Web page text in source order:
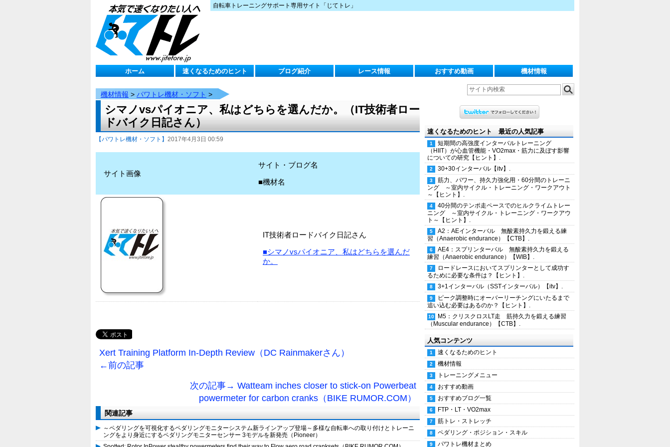
自転車トレーニングサポート専用サイト「じてトレ」
ホーム 速くなるためのヒント ブログ紹介 レース情報 おすすめ動画 機材情報
機材情報 > パワトレ機材・ソフト >
シマノvsパイオニア、私はどちらを選んだか。（IT技術者ロー
ドバイク日記さん）
【パワトレ機材・ソフト】 2017年4月3日 00:59
サイト画像
サイト・ブログ名
■機材名
IT技術者ロードバイク日記さん
■シマノvsパイオニア、私はどちらを選んだ
か。
Xert Training Platform In-Depth Review（DC Rainmakerさん）
←前の記事
次の記事→ Watteam inches closer to stick-on Powerbeat
powermeter for carbon cranks（BIKE RUMOR.COM）
関連記事
～ペダリングを可視化するペダリングモニターシステム新ラインアップ登場～多様な自転車への取り付けとトレーニ
ングをより身近にするペダリングモニターセンサー 3モデルを新発売（Pioneer）
速くなるためのヒント 最近の人気記事
短期間の高強度インターバルトレーニング
（HIIT）が心血管機能・VO2max・筋力に及ぼす影響
についての研究【ヒント】.
30+30インターバル【itv】.
筋力、パワー、持久力強化用・60分間のトレーニ
ング ～室内サイクル・トレーニング・ワークアウト
～【ヒント】.
40分間のテンポ走ペースでのヒルクライムトレー
ニング ～室内サイクル・トレーニング・ワークアウ
ト～【ヒント】.
A2：AEインターバル 無酸素持久力を鍛える練
習（Anaerobic endurance）【CTB】.
AE4：スプリンターバル 無酸素持久力を鍛える
練習（Anaerobic endurance）【WIB】.
ロードレースにおいてスプリンターとして成功す
るために必要な条件は？【ヒント】.
3+1インターバル（SSTインターバル）【itv】.
ピーク調整時にオーバーリーチングにいたるまで
追い込む必要はあるのか？【ヒント】.
M5：クリスクロスLT走 筋持久力を鍛える練習
（Muscular endurance）【CTB】.
人気コンテンツ
速くなるためのヒント
機材情報
トレーニングメニュー
おすすめ動画
おすすめブログ一覧
FTP・LT・VO2max
筋トレ・ストレッチ
ペダリング・ポジション・スキル
パワトレ機材まとめ